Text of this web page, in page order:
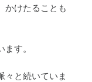
かけたることも
す。
々と続いていま